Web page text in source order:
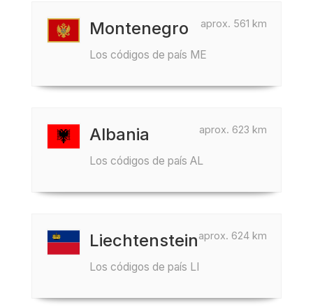
aprox. 561 km
Montenegro
Los códigos de país ME
aprox. 623 km
Albania
Los códigos de país AL
aprox. 624 km
Liechtenstein
Los códigos de país LI